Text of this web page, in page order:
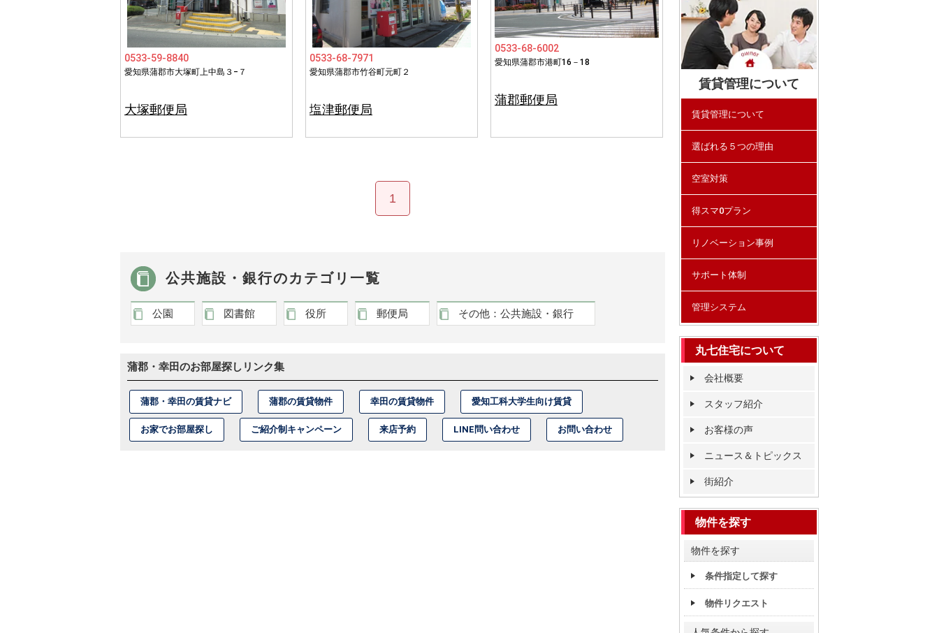
0533-59-8840
愛知県蒲郡市大塚町上中島３−７
大塚郵便局
0533-68-7971
愛知県蒲郡市竹谷町元町２
塩津郵便局
0533-68-6002
愛知県蒲郡市港町16－18
蒲郡郵便局
1
公共施設・銀行のカテゴリ一覧
公園 図書館 役所 郵便局 その他：公共施設・銀行
蒲郡・幸田のお部屋探しリンク集
蒲郡・幸田の賃貸ナビ 蒲郡の賃貸物件 幸田の賃貸物件 愛知工科大学生向け賃貸
お家でお部屋探し ご紹介制キャンペーン 来店予約 LINE問い合わせ お問い合わせ
賃貸管理について
賃貸管理について
選ばれる５つの理由
空室対策
得スマ0プラン
リノベーション事例
サポート体制
管理システム
丸七住宅について
会社概要
スタッフ紹介
お客様の声
ニュース＆トピックス
街紹介
物件を探す
物件を探す
条件指定して探す
物件リクエスト